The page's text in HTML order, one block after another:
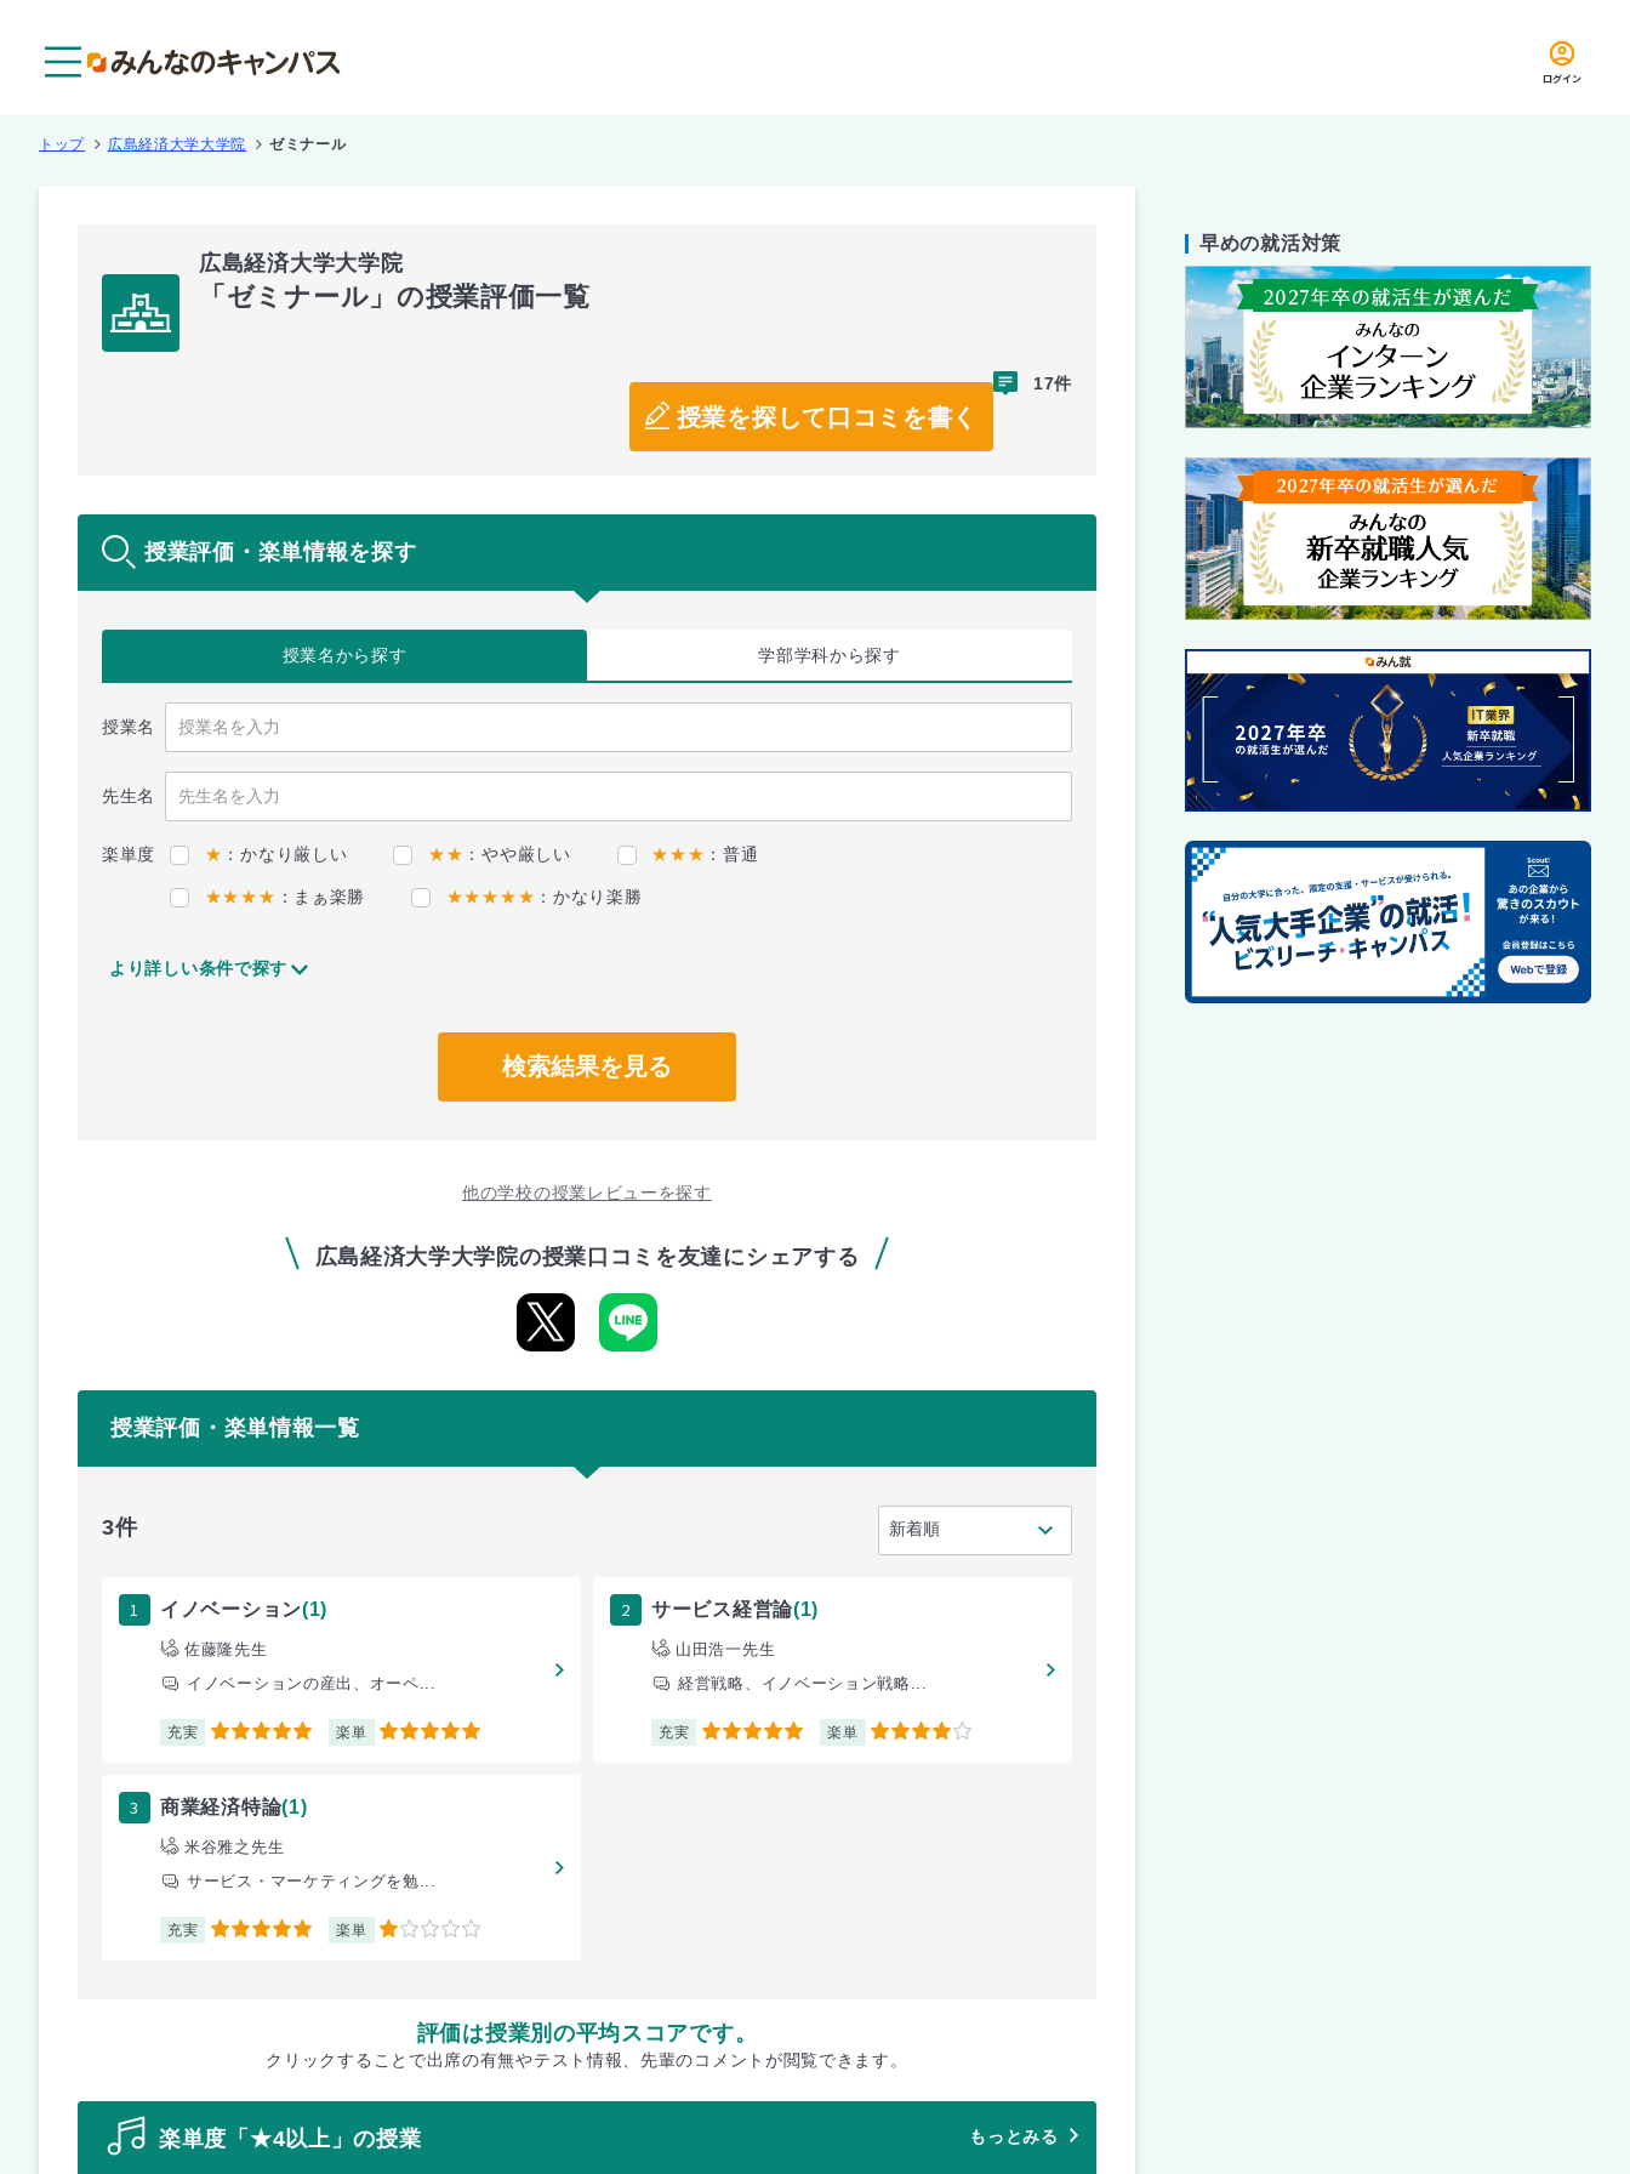
ログイン
トップ 広島経済大学大学院 ゼミナール
広島経済大学大学院
「ゼミナール」の授業評価一覧
授業を探して口コミを書く
17件
授業評価・楽単情報を探す
授業名から探す 学部学科から探す
授業名
先生名
楽単度 ★ ：かなり厳しい ★★ ：やや厳しい ★★★ ：普通
★★★★ ：まぁ楽勝 ★★★★★ ：かなり楽勝
より詳しい条件で探す
検索結果を見る
他の学校の授業レビューを探す
広島経済大学大学院の授業口コミを友達にシェアする
授業評価・楽単情報一覧
3件
1 イノベーション(1)
佐藤隆先生
イノベーションの産出、オーペ...
充実 5 楽単 5
2 サービス経営論(1)
山田浩一先生
経営戦略、イノベーション戦略...
充実 5 楽単 4
3 商業経済特論(1)
米谷雅之先生
サービス・マーケティングを勉...
充実 5 楽単 1
評価は授業別の平均スコアです。
クリックすることで出席の有無やテスト情報、先輩のコメントが閲覧できます。
楽単度「★4以上」の授業 もっとみる
早めの就活対策